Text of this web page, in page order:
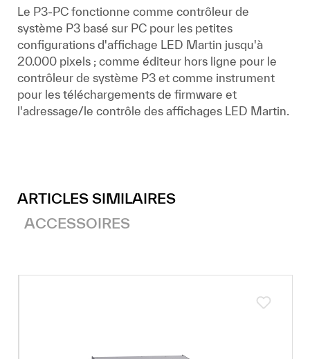
Le P3-PC fonctionne comme contrôleur de
système P3 basé sur PC pour les petites
configurations d'affichage LED Martin jusqu'à
20.000 pixels ; comme éditeur hors ligne pour le
contrôleur de système P3 et comme instrument
pour les téléchargements de firmware et
l'adressage/le contrôle des affichages LED Martin.
ARTICLES SIMILAIRES
ACCESSOIRES